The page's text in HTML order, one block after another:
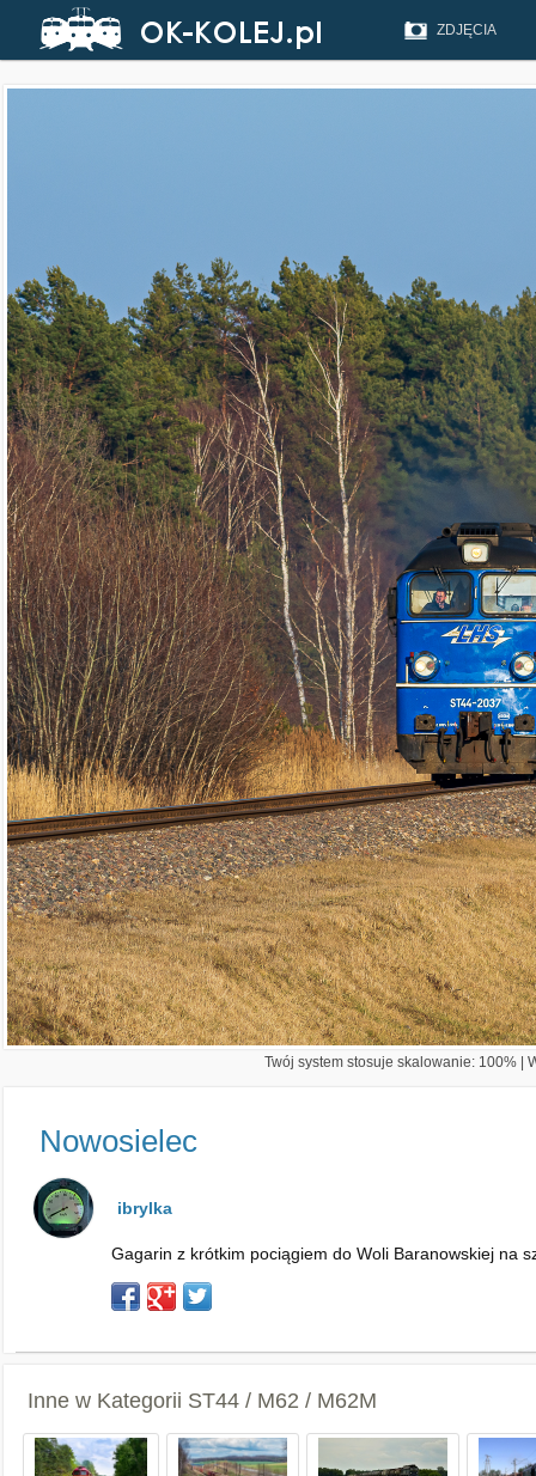
ZDJĘCIA
Twój system stosuje skalowanie: 100% |
Nowosielec
ibrylka
Gagarin z krótkim pociągiem do Woli Baranowskiej na
Inne w Kategorii ST44 / M62 / M62M